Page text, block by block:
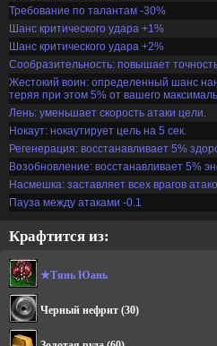
Требование по талантам -30%
Шанс критического удара +1%
Шанс критического удара +2%
Сообразительность: повышает
Жестокий воин: определенный шанс
теряя при этом 5% от вашего
Лень: уменьшает скорость атаки цели.
Нокаут: нокаутирует цель на 5 сек.
Регенерация: восстанавливает 5%
Возобновление: восстанавливает 5%
Насмешка: заставляет всех врагов
Пауза между атаками -0.1
Крафтится из:
★Тянь Юань
Черный нефрит (30)